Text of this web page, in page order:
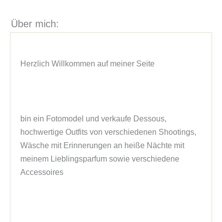
Über mich:
Herzlich Willkommen auf meiner Seite
bin ein Fotomodel und verkaufe Dessous,
hochwertige Outfits von verschiedenen Shootings,
Wäsche mit Erinnerungen an heiße Nächte mit
meinem Lieblingsparfum sowie verschiedene
Accessoires